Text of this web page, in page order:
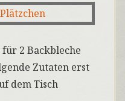
2 Backbleche
Zutaten erst
dem Tisch